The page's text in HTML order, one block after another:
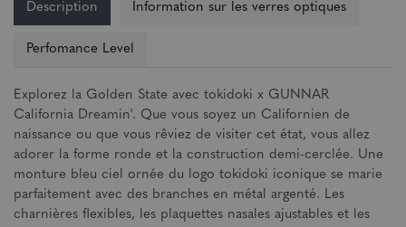
Description Information sur les verres optiques
Perfomance Level
Explorez la Golden State avec tokidoki x GUNNAR
California Dreamin'. Que vous soyez un Californien de
naissance ou que vous rêviez de visiter cet état, vous allez
adorer la forme ronde et la construction demi-cerclée. Une
monture bleu ciel ornée du logo tokidoki iconique se marie
parfaitement avec des branches en métal argenté. Les
charnières flexibles, les plaquettes nasales ajustables et les